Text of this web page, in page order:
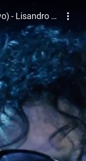
Tu Nombre y el Mío (En Vivo) - Lisandro Aristimuño con Juan Carlos Baglietto y Lito Vitale